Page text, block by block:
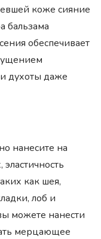
коже сияние
бальзама
обеспечивает
духоты даже
нанесите на
как шея,
лоб и
можете нанести
мерцающее